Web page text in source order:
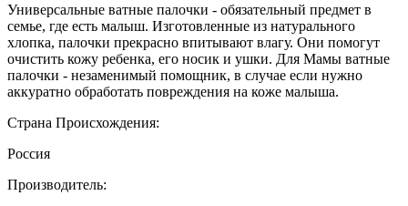
Универсальные ватные палочки - обязательный предмет в
семье, где есть малыш. Изготовленные из натурального
хлопка, палочки прекрасно впитывают влагу. Они помогут
очистить кожу ребенка, его носик и ушки. Для Мамы ватные
палочки - незаменимый помощник, в случае если нужно
аккуратно обработать повреждения на коже малыша.
Страна Происхождения:
Россия
Производитель: